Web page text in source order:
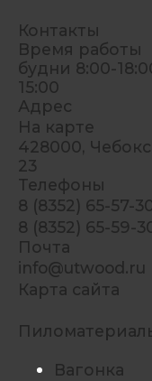
Контакты
Время работы
будни 8:00-
15:00
Адрес
На карте
428000,
23
Телефоны
8 (8352) 65-57-
8 (8352) 65-59-
Почта
info@utwood.ru
Карта сайта
Вагонка